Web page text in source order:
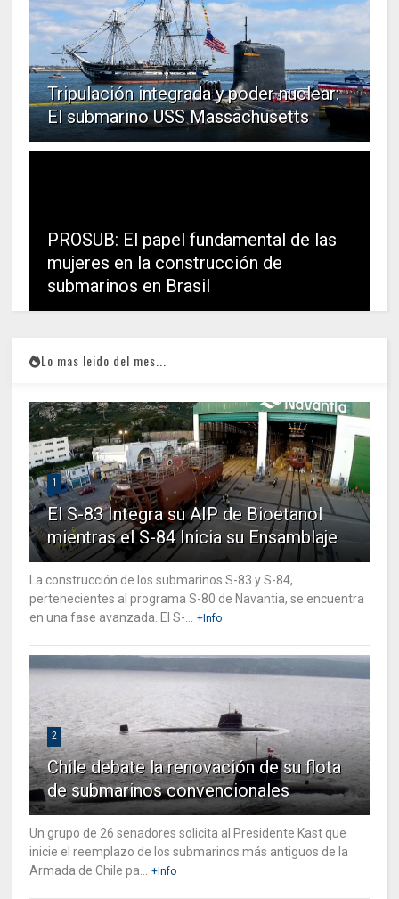
Tripulación integrada y poder nuclear:
El submarino USS Massachusetts
PROSUB: El papel fundamental de las
mujeres en la construcción de
submarinos en Brasil
Lo mas leido del mes...
1
El S-83 Integra su AIP de Bioetanol
mientras el S-84 Inicia su Ensamblaje
La construcción de los submarinos S-83 y S-84,
pertenecientes al programa S-80 de Navantia, se encuentra
en una fase avanzada. El S-... +Info
2
Chile debate la renovación de su flota
de submarinos convencionales
Un grupo de 26 senadores solicita al Presidente Kast que
inicie el reemplazo de los submarinos más antiguos de la
Armada de Chile pa... +Info